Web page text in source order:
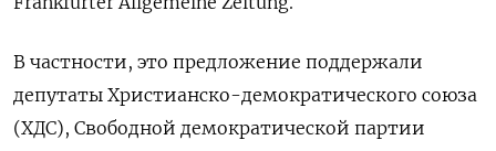
В частности, это предложение поддержали
депутаты Христианско-демократического союза
(ХДС), Свободной демократической партии